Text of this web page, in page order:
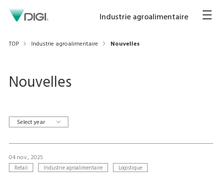
Industrie agroalimentaire
TOP Industrie agroalimentaire Nouvelles
Nouvelles
Select year
04 nov., 2025
Retail Industrie agroalimentaire
Logistique